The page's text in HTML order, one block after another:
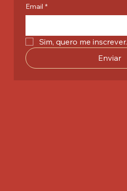
Email *
Sim, quero me inscrever.
Enviar